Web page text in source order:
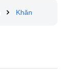
Khăn